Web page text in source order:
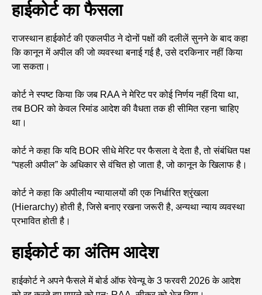
हाईकोर्ट का फैसला
राजस्थान हाईकोर्ट की एकलपीठ ने दोनों पक्षों की दलीलें सुनने के बाद कहा
कि कानून में अपील की जो व्यवस्था बनाई गई है, उसे दरकिनार नहीं किया
जा सकता।
कोर्ट ने स्पष्ट किया कि जब RAA ने मेरिट पर कोई निर्णय नहीं दिया था,
तब BOR को केवल रिमांड आदेश की वैधता तक ही सीमित रहना चाहिए
था।
कोर्ट ने कहा कि यदि BOR सीधे मेरिट पर फैसला दे देता है, तो संबंधित पक्ष
“पहली अपील” के अधिकार से वंचित हो जाता है, जो कानून के खिलाफ है।
कोर्ट ने कहा कि अपीलीय न्यायालयों की एक निर्धारित श्रृंखला
(Hierarchy) होती है, जिसे बनाए रखना जरूरी है, अन्यथा न्याय व्यवस्था
प्रभावित होती है।
हाईकोर्ट का अंतिम आदेश
हाईकोर्ट ने अपने फैसले में बोर्ड ऑफ रेवेन्यू के 3 फरवरी 2026 के आदेश